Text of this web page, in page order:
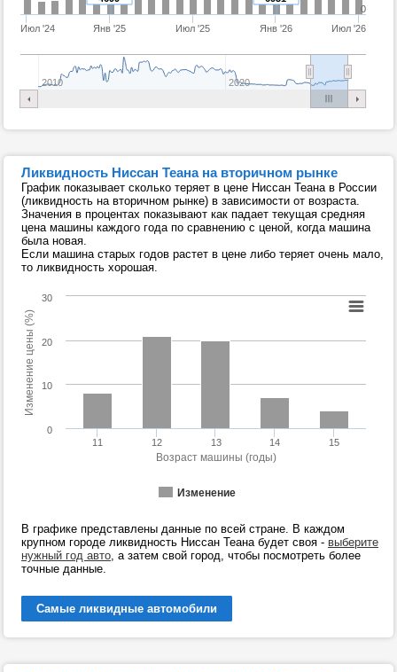
Июл '24 Янв '25 Июл '25 Янв '26 Июл '26
2010 2020
0
Ликвидность Ниссан Теана на вторичном рынке
График показывает сколько теряет в цене Ниссан Теана в России
(ликвидность на вторичном рынке) в зависимости от возраста.
Значения в процентах показывают как падает текущая средняя
цена машины каждого года по сравнению с ценой, когда машина
была новая.
Если машина старых годов растет в цене либо теряет очень мало,
то ликвидность хорошая.
Возраст машины (годы)
Изменение цены (%)
Изменение
11 12 13 14 15
0
10
20
30
В графике представлены данные по всей стране. В каждом
крупном городе ликвидность Ниссан Теана будет своя - выберите
нужный год авто, а затем свой город, чтобы посмотреть более
точные данные.
Самые ликвидные автомобили